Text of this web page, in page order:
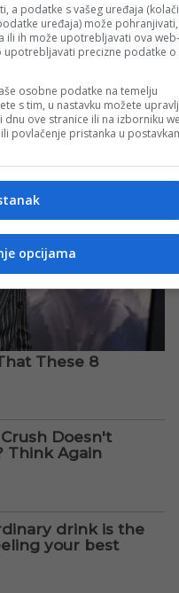
a podatke s vašeg uređaja
uređaja) može pohranjivati,
ili ih može upotrebljavati ova web-
upotrebljavati precizne podatke o
osobne podatke na temelju
s tim, u nastavku možete
ove stranice ili na izborniku
povlačenje pristanka u
opcijama